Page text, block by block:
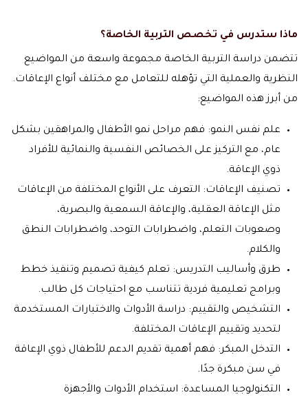
ماذا ستدرس في تخصص التربية الخاصة؟
تتضمن دراسة التربية الخاصة مجموعة واسعة من المواضيع
النظرية والعملية التي تؤهله للتعامل مع مختلف أنواع الإعاقات.
من أبرز هذه المواضيع:
علم نفس النمو: فهم مراحل نمو الأطفال والمراهقين بشكل
عام، مع التركيز على الخصائص النفسية والنمائية للأفراد
ذوي الإعاقة.
تصنيف الإعاقات: التعرف على الأنواع المختلفة من الإعاقات
مثل الإعاقة العقلية، والإعاقة السمعية والبصرية،
وصعوبات التعلم، واضطرابات التوحد، واضطرابات النطق
والكلام.
طرق وأساليب التدريس: تعلم كيفية تصميم وتنفيذ خطط
وبرامج تعليمية فردية تتناسب مع احتياجات كل طالب.
التشخيص والتقييم: دراسة الأدوات والاختبارات المستخدمة
لتحديد وتقييم الإعاقات المختلفة.
التدخل المبكر: فهم أهمية تقديم الدعم للأطفال ذوي الإعاقة
في سن مبكرة جدًا.
التكنولوجيا المساعدة: استخدام الأدوات والأجهزة